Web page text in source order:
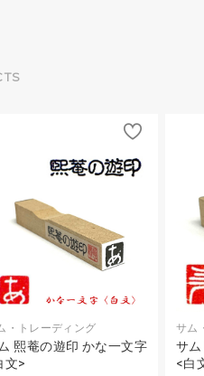
・トレーディング
熙菴の遊印 かな一文字
文>
サム
サ
<白